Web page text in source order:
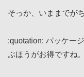
そっか、いままでが
:quotation: パッケー
ぶほうがお得ですね。